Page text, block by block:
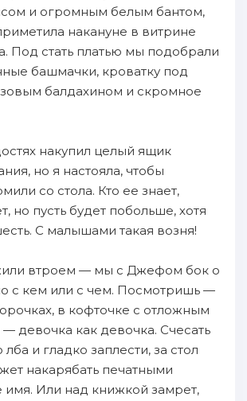
и огромным белым бантом,
накануне в витрине
Под стать платью мы подобрали
башмачки, кроватку под
балдахином и скромное
накупил целый ящик
но я настояла, чтобы
со стола. Кто ее знает,
но пусть будет побольше, хотя
С малышами такая возня!
втроем — мы с Джефом бок о
с кем или с чем. Посмотришь —
в кофточке с отложным
девочка как девочка. Счесать
лба и гладко заплести, за стол
накарябать печатными
имя. Или над книжкой замрет,